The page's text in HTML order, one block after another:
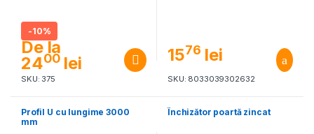
-10%
De la
2400 lei
SKU: 375
1576 lei
SKU: 8033039302632
Profil U cu lungime 3000
mm
Închizător poartă zincat